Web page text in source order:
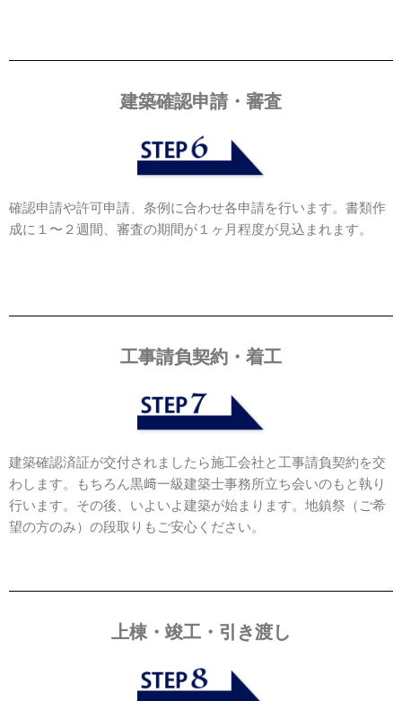
建築確認申請・審査
確認申請や許可申請、条例に合わせ各申請を行います。書類作
成に１〜２週間、審査の期間が１ヶ月程度が見込まれます。
工事請負契約・着工
建築確認済証が交付されましたら施工会社と工事請負契約を交
わします。もちろん黒﨑一級建築士事務所立ち会いのもと執り
行います。その後、いよいよ建築が始まります。地鎮祭（ご希
望の方のみ）の段取りもご安心ください。
上棟・竣工・引き渡し